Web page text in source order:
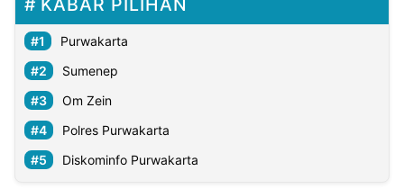
KABAR PILIHAN
Purwakarta
Sumenep
Om Zein
Polres Purwakarta
Diskominfo Purwakarta